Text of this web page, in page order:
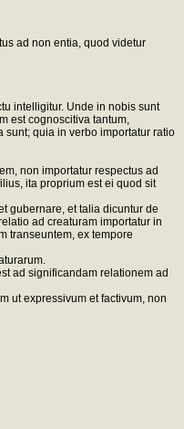
ad non entia, quod videtur
intelligitur. Unde in nobis sunt
est cognoscitiva tantum,
sunt; quia in verbo importatur ratio
non importatur respectus ad
ita proprium est ei quod sit
gubernare, et talia dicuntur de
ad creaturam importatur in
transeuntem, ex tempore
ad significandam relationem ad
ut expressivum et factivum, non